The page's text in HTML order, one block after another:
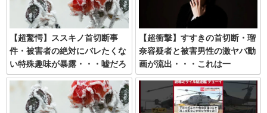
【超驚愕】ススキノ首切断事
件・被害者の絶対にバレたくな
い特殊趣味が暴露・・・嘘だろ
【超衝撃】すすきの首切断・瑠
奈容疑者と被害男性の激ヤバ動
画が流出・・・これは一
体・・・